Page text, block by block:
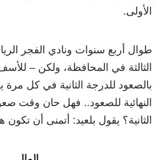
الأولى.
طوال أربع سنوات ونادي الفجر
الثالثة في المحافظة، ولكن –
بالصعود للدرجة الثانية في كل
النهائية للصعود.. فهل حان وقت
الثانية؟ يقول بلعيد: أتمنى أن